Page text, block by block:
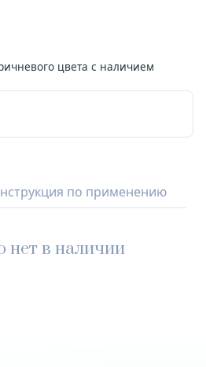
цвета с наличием
по применению
нет в наличии